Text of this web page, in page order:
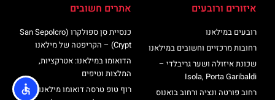
איזורים ורובעים
רובעים במילאנו
רחובות מרכזיים וחשובים במילאנו
שכונת איזולה ושער גריבלדי –
Isola, Porta Garibaldi
רחוב פורטה ונציה ורחוב בואנוס
אתרים חשובים
כנסיית סן ספולקרו (San Sepolcro
Crypt) – הקריפטה של מילאנו
הדואומו במילאנו: אטרקציות,
המלצות וטיפים
רוף טופ טרסה דואומו מילאנו –